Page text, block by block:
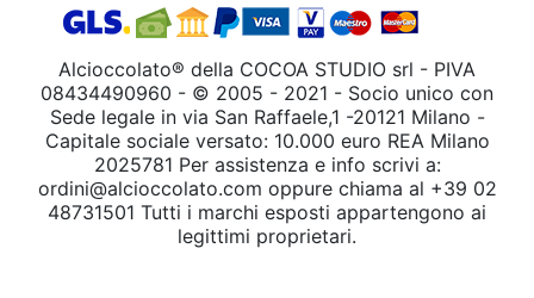
Alcioccolato® della COCOA STUDIO srl - PIVA
08434490960 - © 2005 - 2021 - Socio unico con
Sede legale in via San Raffaele,1 -20121 Milano -
Capitale sociale versato: 10.000 euro REA Milano
2025781 Per assistenza e info scrivi a:
ordini@alcioccolato.com oppure chiama al +39 02
48731501 Tutti i marchi esposti appartengono ai
legittimi proprietari.